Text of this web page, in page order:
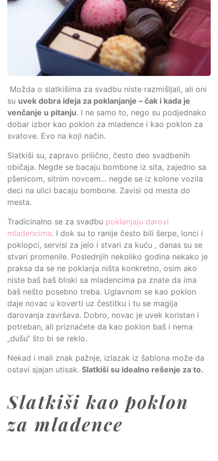
Možda o slatkišima za svadbu niste razmišljali, ali oni
su uvek dobra ideja za poklanjanje – čak i kada je
venčanje u pitanju. I ne samo to, nego su podjednako
dobar izbor kao poklon za mladence i kao poklon za
svatove. Evo na koji način.
Slatkiši su, zapravo prilično, često deo svadbenih
običaja. Negde se bacaju bombone iz sita, zajedno sa
pšenicom, sitnim novcem... negde se iz kolone vozila
deci na ulici bacaju bombone. Zavisi od mesta do
mesta.
Tradicinalno se za svadbu poklanjaju darovi
mladencima. I dok su to ranije često bili šerpe, lonci i
poklopci, servisi za jelo i stvari za kuću , danas su se
stvari promenile. Poslednjih nekoliko godina nekako je
praksa da se ne poklanja ništa konkretno, osim ako
niste baš baš bliski sa mladencima pa znate da ima
baš nešto posebno treba. Uglavnom se kao poklon
daje novac u koverti uz čestitku i tu se magija
darovanja završava. Dobro, novac je uvek koristan i
potreban, ali priznaćete da kao poklon baš i nema
„dušu“ što bi se reklo.
Nekad i mali znak pažnje, izlazak iz šablona može da
ostavi sjajan utisak. Slatkiši su idealno rešenje za to.
Slatkiši kao poklon
za mladence